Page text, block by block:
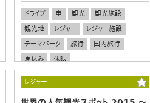
ドライブ 車 観光
観光施設
観光地
レジャー
レジャー施設
テーマパーク
旅行
国内旅行
夏休み
休暇
レジャー